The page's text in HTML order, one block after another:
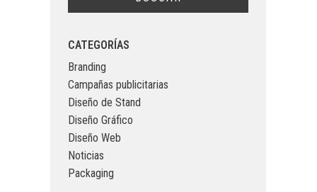
CATEGORÍAS
Branding
Campañas publicitarias
Diseño de Stand
Diseño Gráfico
Diseño Web
Noticias
Packaging